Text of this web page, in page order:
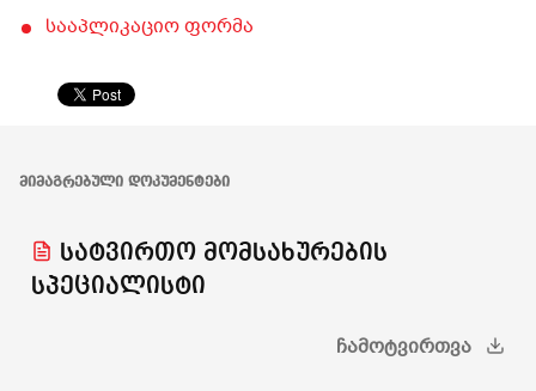
სააპლიკაციო ფორმა
ᲛᲘᲛᲐᲒᲠᲔᲑᲣᲚᲘ ᲓᲝᲙᲣᲛᲔᲜᲢᲔᲑᲘ
სატვირთო მომსახურების
სპეციალისტი
ᲩᲐᲛᲝᲢᲕᲘᲠᲗᲕᲐ